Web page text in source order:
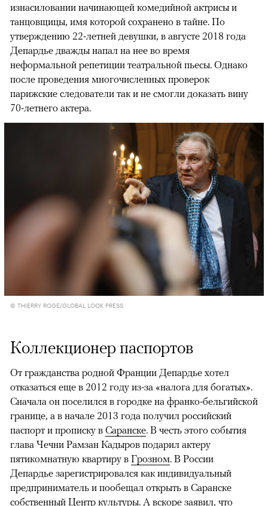
изнасиловании начинающей комедийной актрисы и
танцовщицы, имя которой сохранено в тайне. По
утверждению 22-летней девушки, в августе 2018 года
Депардье дважды напал на нее во время
неформальной репетиции театральной пьесы. Однако
после проведения многочисленных проверок
парижские следователи так и не смогли доказать вину
70-летнего актера.
© THIERRY ROGE/GLOBAL LOOK PRESS
Коллекционер паспортов
От гражданства родной Франции Депардье хотел
отказаться еще в 2012 году из-за «налога для богатых».
Сначала он поселился в городке на франко-бельгийской
границе, а в начале 2013 года получил российский
паспорт и прописку в Саранске. В честь этого события
глава Чечни Рамзан Кадыров подарил актеру
пятикомнатную квартиру в Грозном. В России
Депардье зарегистрировался как индивидуальный
предприниматель и пообещал открыть в Саранске
собственный Центр культуры. А вскоре заявил, что